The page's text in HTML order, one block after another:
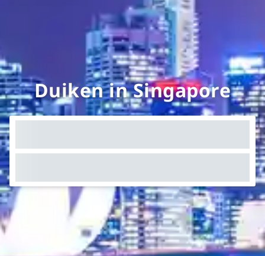
Duiken in Singapore